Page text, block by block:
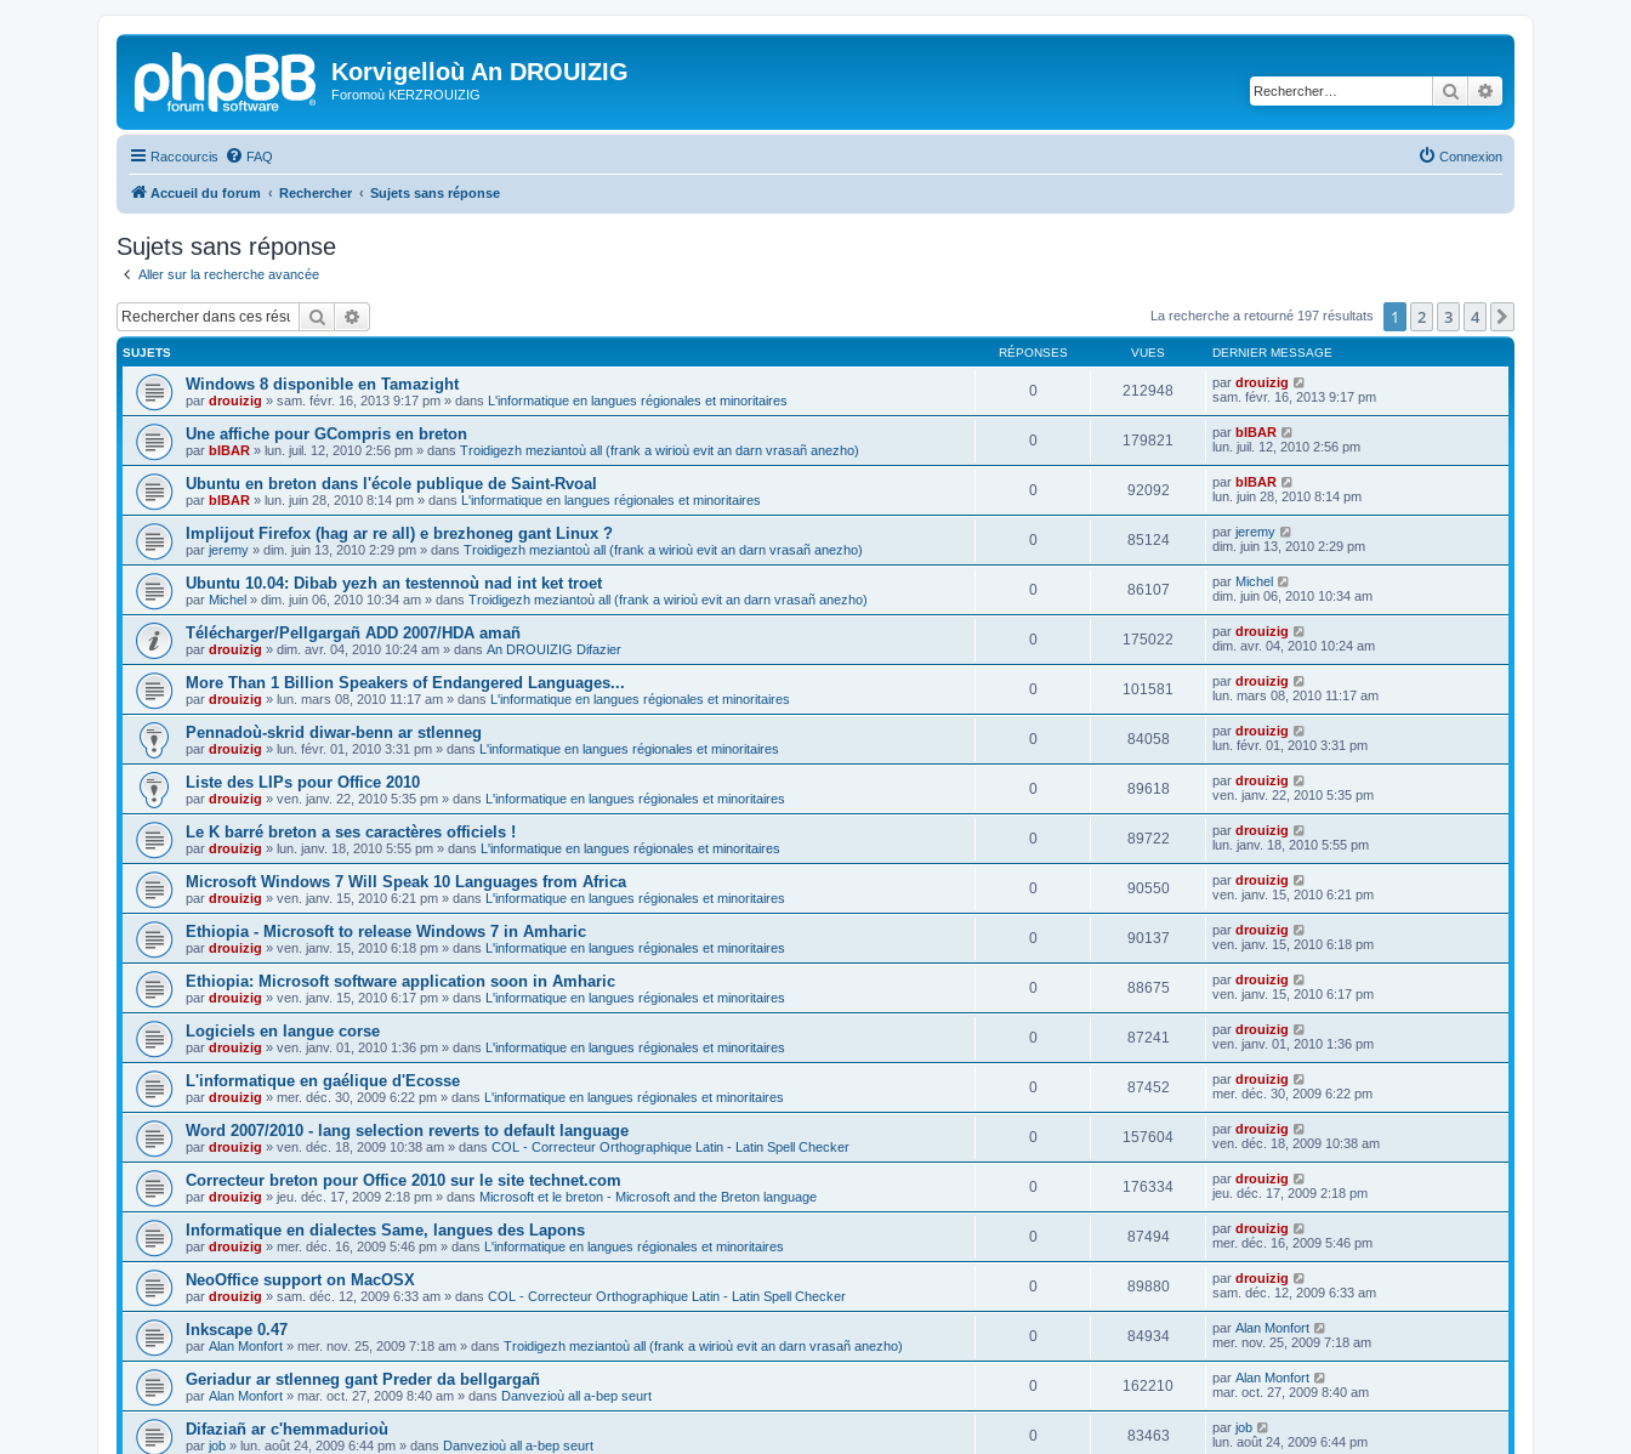
Korvigelloù An DROUIZIG
Foromoù KERZROUIZIG Rechercher
Raccourcis FAQ Connexion
Accueil du forum Rechercher Sujets sans réponse
Sujets sans réponse
Aller sur la recherche avancée
Rechercher La recherche a retourné 197 résultats 1 2 3 4
SUJETS RÉPONSES VUES DERNIER MESSAGE
Windows 8 disponible en Tamazight
par drouizig » sam. févr. 16, 2013 9:17 pm » dans L'informatique en langues régionales et minoritaires
0 212948 par drouizig
sam. févr. 16, 2013 9:17 pm
Une affiche pour GCompris en breton
par bIBAR » lun. juil. 12, 2010 2:56 pm » dans Troidigezh meziantoù all (frank a wirioù evit an darn vrasañ anezho)
0 179821 par bIBAR
lun. juil. 12, 2010 2:56 pm
Ubuntu en breton dans l'école publique de Saint-Rvoal
par bIBAR » lun. juin 28, 2010 8:14 pm » dans L'informatique en langues régionales et minoritaires
0 92092 par bIBAR
lun. juin 28, 2010 8:14 pm
Implijout Firefox (hag ar re all) e brezhoneg gant Linux ?
par jeremy » dim. juin 13, 2010 2:29 pm » dans Troidigezh meziantoù all (frank a wirioù evit an darn vrasañ anezho)
0 85124 par jeremy
dim. juin 13, 2010 2:29 pm
Ubuntu 10.04: Dibab yezh an testennoù nad int ket troet
par Michel » dim. juin 06, 2010 10:34 am » dans Troidigezh meziantoù all (frank a wirioù evit an darn vrasañ anezho)
0 86107 par Michel
dim. juin 06, 2010 10:34 am
Télécharger/Pellgargañ ADD 2007/HDA amañ
par drouizig » dim. avr. 04, 2010 10:24 am » dans An DROUIZIG Difazier
0 175022 par drouizig
dim. avr. 04, 2010 10:24 am
More Than 1 Billion Speakers of Endangered Languages...
par drouizig » lun. mars 08, 2010 11:17 am » dans L'informatique en langues régionales et minoritaires
0 101581 par drouizig
lun. mars 08, 2010 11:17 am
Pennadoù-skrid diwar-benn ar stlenneg
par drouizig » lun. févr. 01, 2010 3:31 pm » dans L'informatique en langues régionales et minoritaires
0 84058 par drouizig
lun. févr. 01, 2010 3:31 pm
Liste des LIPs pour Office 2010
par drouizig » ven. janv. 22, 2010 5:35 pm » dans L'informatique en langues régionales et minoritaires
0 89618 par drouizig
ven. janv. 22, 2010 5:35 pm
Le K barré breton a ses caractères officiels !
par drouizig » lun. janv. 18, 2010 5:55 pm » dans L'informatique en langues régionales et minoritaires
0 89722 par drouizig
lun. janv. 18, 2010 5:55 pm
Microsoft Windows 7 Will Speak 10 Languages from Africa
par drouizig » ven. janv. 15, 2010 6:21 pm » dans L'informatique en langues régionales et minoritaires
0 90550 par drouizig
ven. janv. 15, 2010 6:21 pm
Ethiopia - Microsoft to release Windows 7 in Amharic
par drouizig » ven. janv. 15, 2010 6:18 pm » dans L'informatique en langues régionales et minoritaires
0 90137 par drouizig
ven. janv. 15, 2010 6:18 pm
Ethiopia: Microsoft software application soon in Amharic
par drouizig » ven. janv. 15, 2010 6:17 pm » dans L'informatique en langues régionales et minoritaires
0 88675 par drouizig
ven. janv. 15, 2010 6:17 pm
Logiciels en langue corse
par drouizig » ven. janv. 01, 2010 1:36 pm » dans L'informatique en langues régionales et minoritaires
0 87241 par drouizig
ven. janv. 01, 2010 1:36 pm
L'informatique en gaélique d'Ecosse
par drouizig » mer. déc. 30, 2009 6:22 pm » dans L'informatique en langues régionales et minoritaires
0 87452 par drouizig
mer. déc. 30, 2009 6:22 pm
Word 2007/2010 - lang selection reverts to default language
par drouizig » ven. déc. 18, 2009 10:38 am » dans COL - Correcteur Orthographique Latin - Latin Spell Checker
0 157604 par drouizig
ven. déc. 18, 2009 10:38 am
Correcteur breton pour Office 2010 sur le site technet.com
par drouizig » jeu. déc. 17, 2009 2:18 pm » dans Microsoft et le breton - Microsoft and the Breton language
0 176334 par drouizig
jeu. déc. 17, 2009 2:18 pm
Informatique en dialectes Same, langues des Lapons
par drouizig » mer. déc. 16, 2009 5:46 pm » dans L'informatique en langues régionales et minoritaires
0 87494 par drouizig
mer. déc. 16, 2009 5:46 pm
NeoOffice support on MacOSX
par drouizig » sam. déc. 12, 2009 6:33 am » dans COL - Correcteur Orthographique Latin - Latin Spell Checker
0 89880 par drouizig
sam. déc. 12, 2009 6:33 am
Inkscape 0.47
par Alan Monfort » mer. nov. 25, 2009 7:18 am » dans Troidigezh meziantoù all (frank a wirioù evit an darn vrasañ anezho)
0 84934 par Alan Monfort
mer. nov. 25, 2009 7:18 am
Geriadur ar stlenneg gant Preder da bellgargañ
par Alan Monfort » mar. oct. 27, 2009 8:40 am » dans Danvezioù all a-bep seurt
0 162210 par Alan Monfort
mar. oct. 27, 2009 8:40 am
Difaziañ ar c'hemmadurioù
par job » lun. août 24, 2009 6:44 pm » dans Danvezioù all a-bep seurt
0 83463 par job
lun. août 24, 2009 6:44 pm